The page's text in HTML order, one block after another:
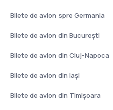
Bilete de avion spre Germania
Bilete de avion din București
Bilete de avion din Cluj-Napoca
Bilete de avion din Iași
Bilete de avion din Timișoara